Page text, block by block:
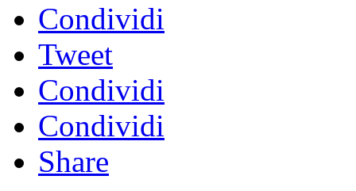
Condividi
Tweet
Condividi
Condividi
Share